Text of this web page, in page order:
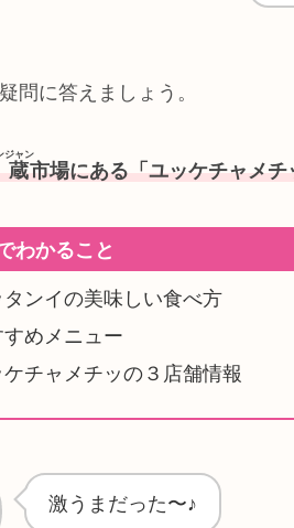
問に答えましょう。
ジャン
市場にある「ユッケチャメ
わかること
タンイの美味しい食べ方
すめメニュー
ケチャメチッの３店舗情報
激うまだった〜♪